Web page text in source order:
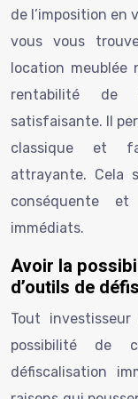
de l’imposition en
vous vous
location meublée
rentabilité de
satisfaisante. Il
classique et
attrayante. Cela
conséquente
immédiats.
Avoir la
d’outils de
Tout
possibilité de
défiscalisation